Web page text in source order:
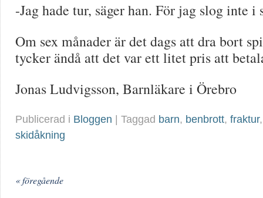
-Jag hade tur, säger han. För jag slog inte i
Om sex månader är det dags att dra bort
tycker ändå att det var ett litet pris att
Jonas Ludvigsson, Barnläkare i Örebro
Publicerad i Bloggen | Taggad barn, benbrott, fraktur
skidåkning
« föregående